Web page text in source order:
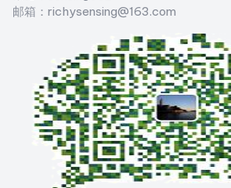
邮箱：richysensing@163.com